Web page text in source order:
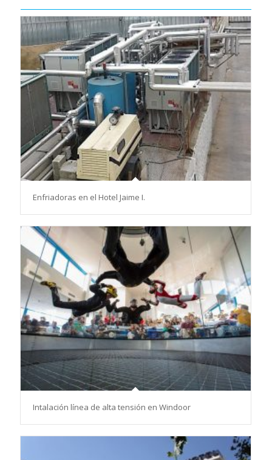
Enfriadoras en el Hotel Jaime I.
Intalación línea de alta tensión en Windoor